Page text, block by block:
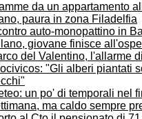
da un appartamento
paura in zona Filadelfia
auto-monopattino in
giovane finisce
del Valentino, l'allarme di
"Gli alberi piantati
un po' di temporali nel
ma caldo sempre